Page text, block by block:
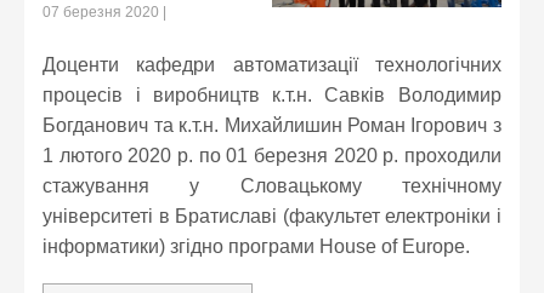
07 березня 2020
Доценти кафедри автоматизації технологічних
процесів і виробництв к.т.н. Савків Володимир
Богданович та к.т.н. Михайлишин Роман Ігорович з
1 лютого 2020 р. по 01 березня 2020 р. проходили
стажування у Словацькому технічному
університеті в Братиславі (факультет електроніки і
інформатики) згідно програми House of Europe.